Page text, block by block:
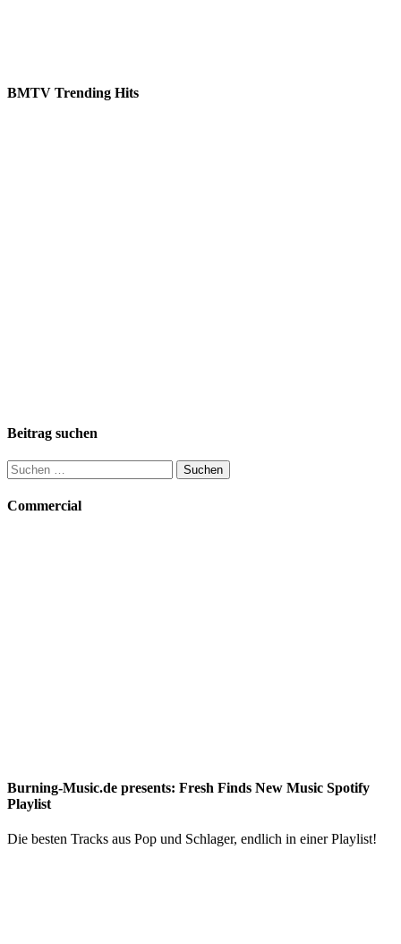
BMTV Trending Hits
Beitrag suchen
Suchen
nach:
Commercial
Burning-Music.de presents: Fresh Finds New Music Spotify
Playlist
Die besten Tracks aus Pop und Schlager, endlich in einer Playlist!